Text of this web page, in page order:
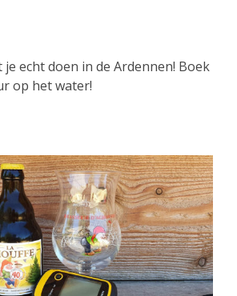
echt doen in de Ardennen! Boek
op het water!